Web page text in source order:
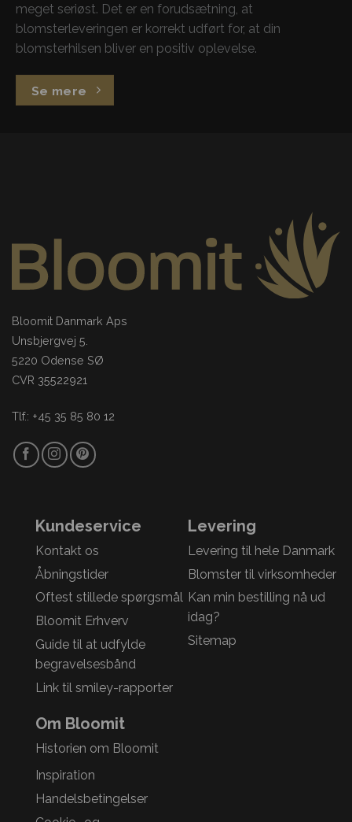
meget seriøst. Det er en forudsætning, at
blomsterleveringen er korrekt udført for, at din
blomsterhilsen bliver en positiv oplevelse.
Se mere
Bloomit Danmark Aps
Unsbjergvej 5.
5220 Odense SØ
CVR 35522921
Tlf.: +45 35 85 80 12
Kundeservice
Kontakt os
Åbningstider
Oftest stillede spørgsmål
Bloomit Erhverv
Guide til at udfylde
begravelsesbånd
Link til smiley-rapporter
Levering
Levering til hele Danmark
Blomster til virksomheder
Kan min bestilling nå ud
idag?
Sitemap
Om Bloomit
Historien om Bloomit
Inspiration
Handelsbetingelser